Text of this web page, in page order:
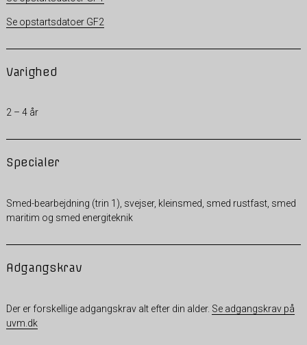
Se opstartsdatoer GF2
Varighed
2 – 4 år
Specialer
Smed-bearbejdning (trin 1), svejser, kleinsmed, smed rustfast, smed
maritim og smed energiteknik
Adgangskrav
Der er forskellige adgangskrav alt efter din alder. Se adgangskrav på
uvm.dk